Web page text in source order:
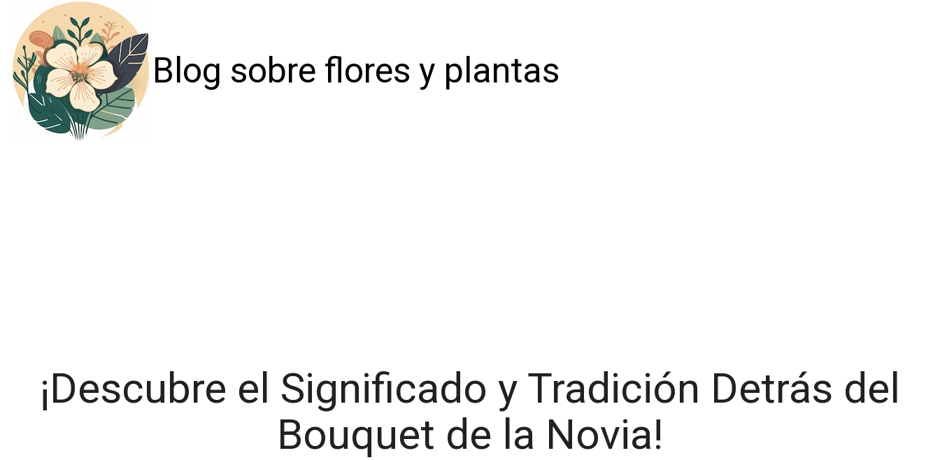
Blog sobre flores y plantas
¡Descubre el Significado y Tradición Detrás del
Bouquet de la Novia!